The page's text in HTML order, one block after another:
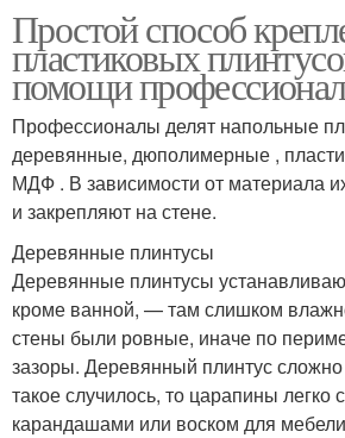
Простой способ
пластиковых
помощи
Профессионалы делят напольные
деревянные, дюполимерные ,
МДФ . В зависимости от материала
и закрепляют на стене.
Деревянные плинтусы
Деревянные плинтусы
кроме ванной, — там слишком
стены были ровные, иначе по
зазоры. Деревянный плинтус
такое случилось, то царапины легко
карандашами или воском для